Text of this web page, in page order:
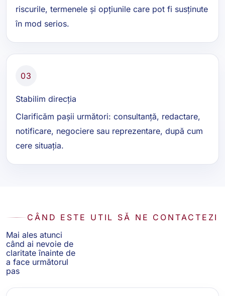
riscurile, termenele și opțiunile care pot fi susținute
în mod serios.
03
Stabilim direcția
Clarificăm pașii următori: consultanță, redactare,
notificare, negociere sau reprezentare, după cum
cere situația.
CÂND ESTE UTIL SĂ NE CONTACTEZI
Mai ales atunci
când ai nevoie de
claritate înainte de
a face următorul
pas